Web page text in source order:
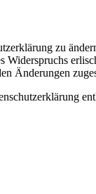
zu
Änderungen